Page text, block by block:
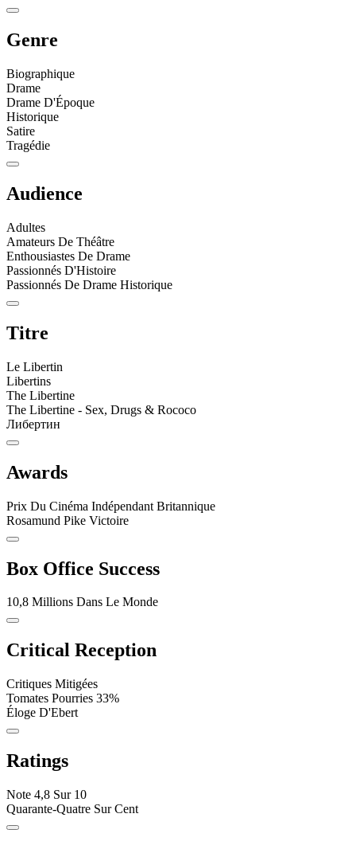
Genre
Biographique
Drame
Drame D'Époque
Historique
Satire
Tragédie
Audience
Adultes
Amateurs De Théâtre
Enthousiastes De Drame
Passionnés D'Histoire
Passionnés De Drame Historique
Titre
Le Libertin
Libertins
The Libertine
The Libertine - Sex, Drugs & Rococo
Либертин
Awards
Prix Du Cinéma Indépendant Britannique
Rosamund Pike Victoire
Box Office Success
10,8 Millions Dans Le Monde
Critical Reception
Critiques Mitigées
Tomates Pourries 33%
Éloge D'Ebert
Ratings
Note 4,8 Sur 10
Quarante-Quatre Sur Cent